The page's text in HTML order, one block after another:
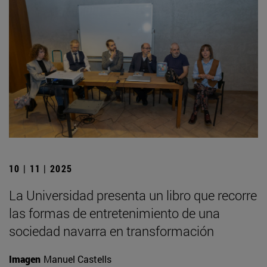
10 | 11 | 2025
La Universidad presenta un libro que recorre
las formas de entretenimiento de una
sociedad navarra en transformación
Imagen Manuel Castells